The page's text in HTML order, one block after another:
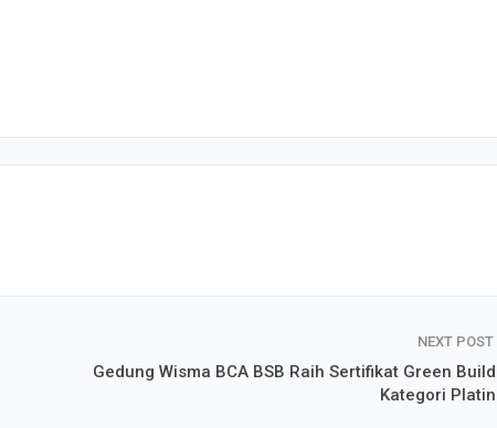
NEXT POST
Gedung Wisma BCA BSB Raih Sertifikat Green
Kategori